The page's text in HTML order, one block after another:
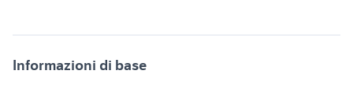
Informazioni di base